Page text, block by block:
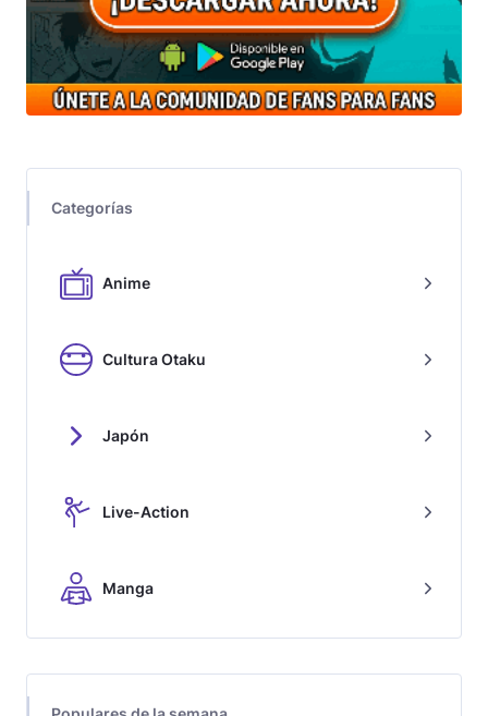
Categorías
Anime
Cultura Otaku
Japón
Live-Action
Manga